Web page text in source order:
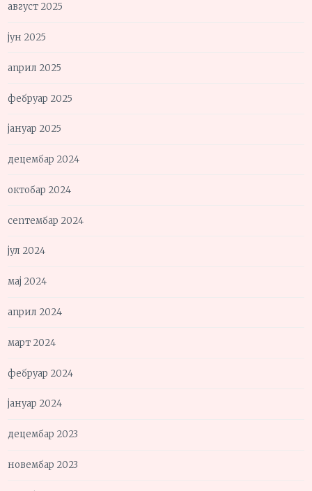
август 2025
јун 2025
април 2025
фебруар 2025
јануар 2025
децембар 2024
октобар 2024
септембар 2024
јул 2024
мај 2024
април 2024
март 2024
фебруар 2024
јануар 2024
децембар 2023
новембар 2023